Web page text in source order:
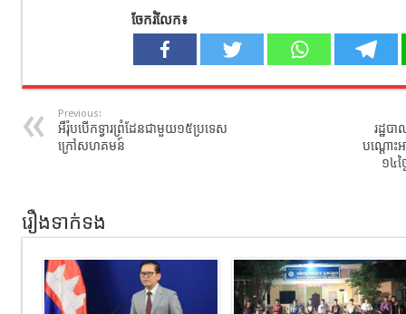
ចែករំលែក៖
Previous:
អឺរ៉ុប​បើកទ្វារព្រំដែនជាមួយ​១៥ប្រទេស
ក្រៅសហគមន៍​
រដ្ឋប
បណ្តោះ
១៤ថ្
រឿងទាក់ទង